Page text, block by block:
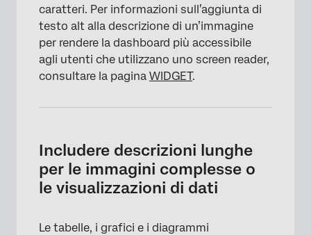
caratteri. Per informazioni sull’aggiunta di
testo alt alla descrizione di un’immagine
per rendere la dashboard più accessibile
agli utenti che utilizzano uno screen reader,
consultare la pagina WIDGET.
Includere descrizioni lunghe
per le immagini complesse o
le visualizzazioni di dati
Le tabelle, i grafici e i diagrammi